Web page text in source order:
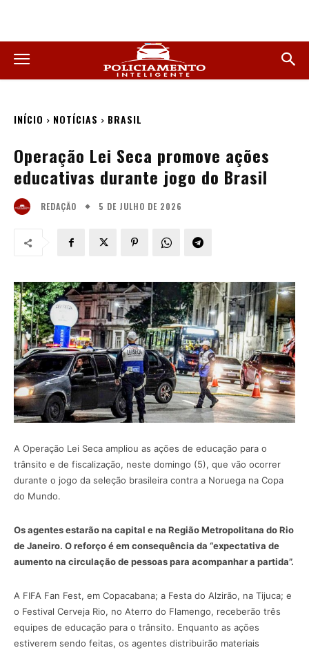
INÍCIO NOTÍCIAS BRASIL
Operação Lei Seca promove ações
educativas durante jogo do Brasil
REDAÇÃO 5 DE JULHO DE 2026
A Operação Lei Seca ampliou as ações de educação para o
trânsito e de fiscalização, neste domingo (5), que vão ocorrer
durante o jogo da seleção brasileira contra a Noruega na Copa
do Mundo.
Os agentes estarão na capital e na Região Metropolitana do Rio
de Janeiro. O reforço é em consequência da “expectativa de
aumento na circulação de pessoas para acompanhar a partida”.
A FIFA Fan Fest, em Copacabana; a Festa do Alzirão, na Tijuca; e
o Festival Cerveja Rio, no Aterro do Flamengo, receberão três
equipes de educação para o trânsito. Enquanto as ações
estiverem sendo feitas, os agentes distribuirão materiais